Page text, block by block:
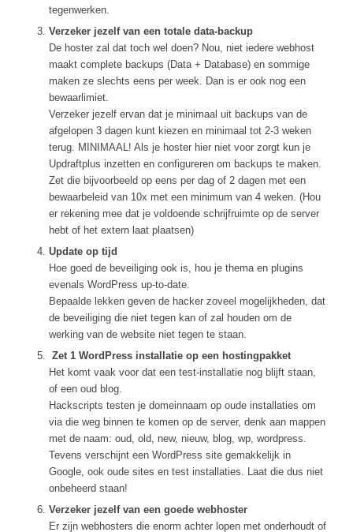
tegenwerken.
Verzeker jezelf van een totale data-backup
De hoster zal dat toch wel doen? Nou, niet iedere webhost
maakt complete backups (Data + Database) en sommige
maken ze slechts eens per week. Dan is er ook nog een
bewaarlimiet.
Verzeker jezelf ervan dat je minimaal uit backups van de
afgelopen 3 dagen kunt kiezen en minimaal tot 2-3 weken
terug. MINIMAAL! Als je hoster hier niet voor zorgt kun je
Updraftplus inzetten en configureren om backups te maken.
Zet die bijvoorbeeld op eens per dag of 2 dagen met een
bewaarbeleid van 10x met een minimum van 4 weken. (Hou
er rekening mee dat je voldoende schrijfruimte op de server
hebt of het extern laat plaatsen)
Update op tijd
Hoe goed de beveiliging ook is, hou je thema en plugins
evenals WordPress up-to-date.
Bepaalde lekken geven de hacker zoveel mogelijkheden, dat
de beveiliging die niet tegen kan of zal houden om de
werking van de website niet tegen te staan.
Zet 1 WordPress installatie op een hostingpakket
Het komt vaak voor dat een test-installatie nog blijft staan,
of een oud blog.
Hackscripts testen je domeinnaam op oude installaties om
via die weg binnen te komen op de server, denk aan mappen
met de naam: oud, old, new, nieuw, blog, wp, wordpress.
Tevens verschijnt een WordPress site gemakkelijk in
Google, ook oude sites en test installaties. Laat die dus niet
onbeheerd staan!
Verzeker jezelf van een goede webhoster
Er zijn webhosters die enorm achter lopen met onderhoudt of